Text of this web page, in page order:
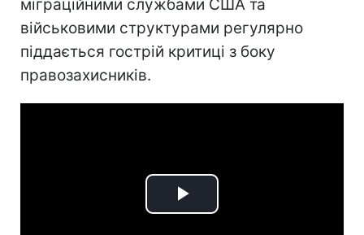
міграційними службами США та
військовими структурами регулярно
піддається гострій критиці з боку
правозахисників.
Play